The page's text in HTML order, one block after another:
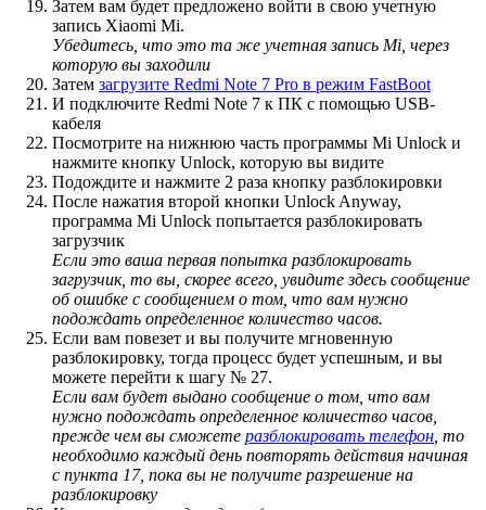
Затем вам будет предложено войти в свою учетную
запись Xiaomi Mi.
Убедитесь, что это та же учетная запись Mi, через
которую вы заходили
Затем загрузите Redmi Note 7 Pro в режим FastBoot
И подключите Redmi Note 7 к ПК с помощью USB-
кабеля
Посмотрите на нижнюю часть программы Mi Unlock и
нажмите кнопку Unlock, которую вы видите
Подождите и нажмите 2 раза кнопку разблокировки
После нажатия второй кнопки Unlock Anyway,
программа Mi Unlock попытается разблокировать
загрузчик
Если это ваша первая попытка разблокировать
загрузчик, то вы, скорее всего, увидите здесь сообщение
об ошибке с сообщением о том, что вам нужно
подождать определенное количество часов.
Если вам повезет и вы получите мгновенную
разблокировку, тогда процесс будет успешным, и вы
можете перейти к шагу № 27.
Если вам будет выдано сообщение о том, что вам
нужно подождать определенное количество часов,
прежде чем вы сможете разблокировать телефон , то
необходимо каждый день повторять действия начиная
с пункта 17, пока вы не получите разрешение на
разблокировку